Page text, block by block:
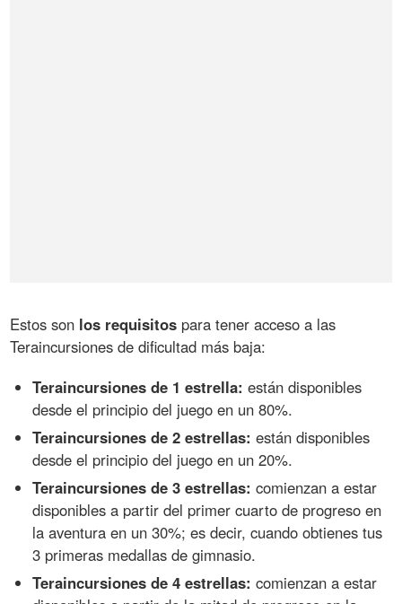
Estos son los requisitos para tener acceso a las
Teraincursiones de dificultad más baja:
Teraincursiones de 1 estrella: están disponibles
desde el principio del juego en un 80%.
Teraincursiones de 2 estrellas: están disponibles
desde el principio del juego en un 20%.
Teraincursiones de 3 estrellas: comienzan a estar
disponibles a partir del primer cuarto de progreso en
la aventura en un 30%; es decir, cuando obtienes tus
3 primeras medallas de gimnasio.
Teraincursiones de 4 estrellas: comienzan a estar